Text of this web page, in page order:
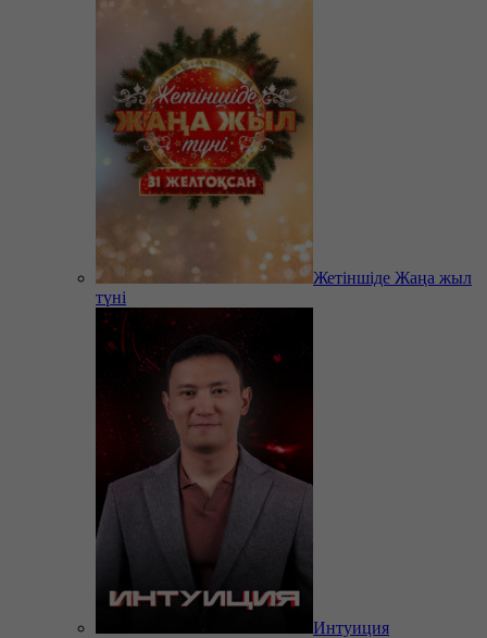
Жетіншіде Жаңа жыл
түні
Интуиция